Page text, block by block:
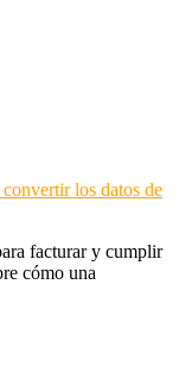
los datos de
facturar y cumplir
cómo una